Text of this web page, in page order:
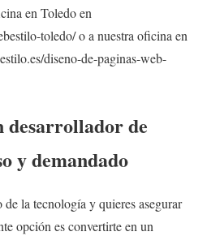
en Toledo en
toledo/ o a nuestra oficina en
diseno-de-paginas-web-
desarrollador de
y demandado
la tecnología y quieres asegurar
opción es convertirte en un